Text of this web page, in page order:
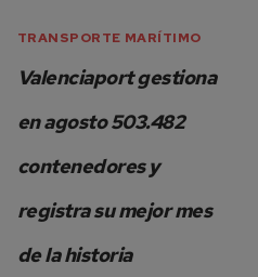
TRANSPORTE MARÍTIMO
Valenciaport gestiona
en agosto 503.482
contenedores y
registra su mejor mes
de la historia